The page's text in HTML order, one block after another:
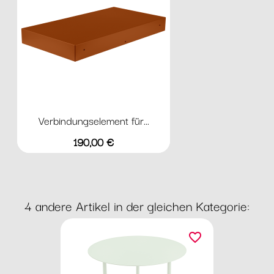
Verbindungselement für...
Preis
190,00 €
4 andere Artikel in der gleichen Kategorie:
favorite_border